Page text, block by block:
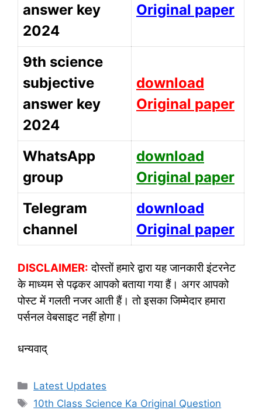
answer key
2024
Original paper
9th science
subjective
answer key
2024
download
Original paper
WhatsApp
group
download
Original paper
Telegram
channel
download
Original paper
DISCLAIMER: दोस्तों हमारे द्वारा यह जानकारी इंटरनेट
के माध्यम से पढ़कर आपको बताया गया हैं। अगर आपको
पोस्ट में गलती नजर आती हैं। तो इसका जिम्मेदार हमारा
पर्सनल वेबसाइट नहीं होगा।
धन्यवाद्
Categories
Latest Updates
Tags
10th Class Science Ka Original Question